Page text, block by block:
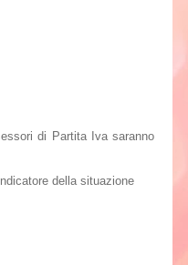
di Partita Ivasaranno
della situazione